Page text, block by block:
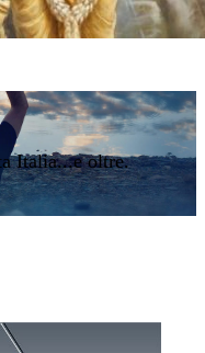
Italia...e oltre.